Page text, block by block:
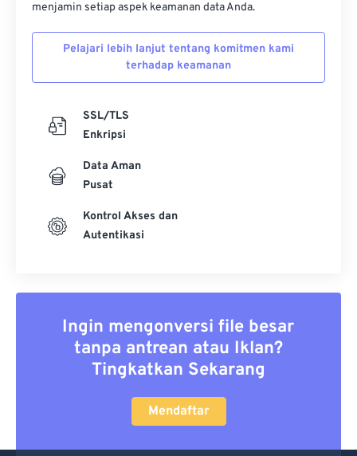
menjamin setiap aspek keamanan data Anda.
Pelajari lebih lanjut tentang komitmen kami
terhadap keamanan
SSL/TLS
Enkripsi
Data Aman
Pusat
Kontrol Akses dan
Autentikasi
Ingin mengonversi file besar
tanpa antrean atau Iklan?
Tingkatkan Sekarang
Mendaftar